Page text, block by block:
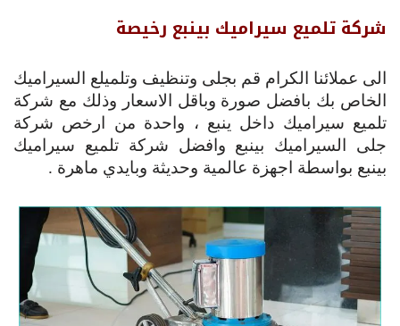
شركة تلميع سيراميك بينبع رخيصة
الى عملائنا الكرام قم بجلى وتنظيف وتلميلع السيراميك
الخاص بك بافضل صورة وباقل الاسعار وذلك مع شركة
تلميع سيراميك داخل ينبع ، واحدة من ارخص شركة
جلى السيراميك بينبع وافضل شركة تلميع سيراميك
بينبع بواسطة اجهزة عالمية وحديثة وبايدي ماهرة .